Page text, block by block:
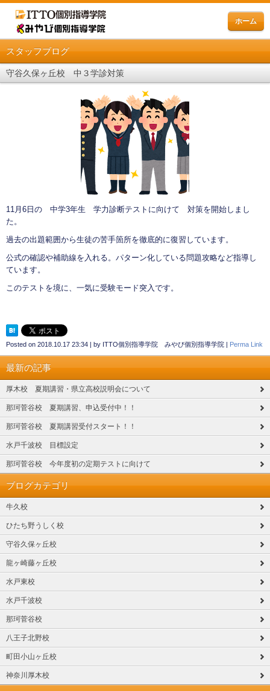
ホーム
スタッフブログ
守谷久保ヶ丘校 中３学診対策
11月6日の 中学3年生 学力診断テストに向けて 対策を開始しまし
た。
過去の出題範囲から生徒の苦手箇所を徹底的に復習しています。
公式の確認や補助線を入れる。パターン化している問題攻略など指導し
ています。
このテストを境に、一気に受験モード突入です。
Posted on 2018.10.17 23:34 | by ITTO個別指導学院 みやび個別指導学院 | Perma Link
最新の記事
厚木校 夏期講習・県立高校説明会について
那珂菅谷校 夏期講習、申込受付中！！
那珂菅谷校 夏期講習受付スタート！！
水戸千波校 目標設定
那珂菅谷校 今年度初の定期テストに向けて
ブログカテゴリ
牛久校
ひたち野うしく校
守谷久保ヶ丘校
龍ヶ崎藤ヶ丘校
水戸東校
水戸千波校
那珂菅谷校
八王子北野校
町田小山ヶ丘校
神奈川厚木校